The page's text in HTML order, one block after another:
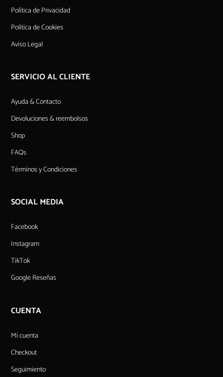
Política de Privacidad
Política de Cookies
Aviso Legal
SERVICIO AL CLIENTE
Ayuda & Contacto
Devoluciones & reembolsos
Shop
FAQs
Términos y Condiciones
SOCIAL MEDIA
Facebook
Instagram
TikTok
Google Reseñas
CUENTA
Mi cuenta
Checkout
Seguimiento